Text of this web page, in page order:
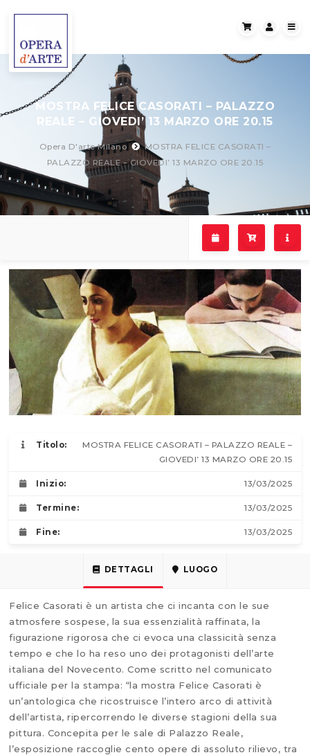
MOSTRA FELICE CASORATI – PALAZZO
REALE – GIOVEDI’ 13 MARZO ORE 20.15
Opera D'arte Milano
MOSTRA FELICE CASORATI –
PALAZZO REALE – GIOVEDI’ 13 MARZO ORE 20.15
Titolo:
MOSTRA FELICE CASORATI – PALAZZO REALE –
GIOVEDI’ 13 MARZO ORE 20.15
Inizio: 13/03/2025
Termine: 13/03/2025
Fine: 13/03/2025
DETTAGLI LUOGO
Felice Casorati è un artista che ci incanta con le sue
atmosfere sospese, la sua essenzialità raffinata, la
figurazione rigorosa che ci evoca una classicità senza
tempo e che lo ha reso uno dei protagonisti dell’arte
italiana del Novecento. Come scritto nel comunicato
ufficiale per la stampa: “la mostra Felice Casorati è
un’antologica che ricostruisce l’intero arco di attività
dell’artista, ripercorrendo le diverse stagioni della sua
pittura. Concepita per le sale di Palazzo Reale,
l’esposizione raccoglie cento opere di assoluto rilievo, tra